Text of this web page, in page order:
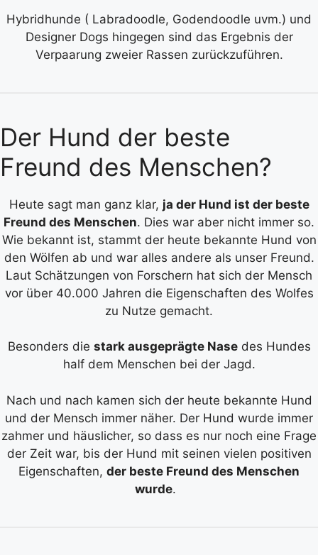
Hybridhunde ( Labradoodle, Godendoodle uvm.) und
Designer Dogs hingegen sind das Ergebnis der
Verpaarung zweier Rassen zurückzuführen.
Der Hund der beste
Freund des Menschen?
Heute sagt man ganz klar, ja der Hund ist der beste
Freund des Menschen. Dies war aber nicht immer so.
Wie bekannt ist, stammt der heute bekannte Hund von
den Wölfen ab und war alles andere als unser Freund.
Laut Schätzungen von Forschern hat sich der Mensch
vor über 40.000 Jahren die Eigenschaften des Wolfes
zu Nutze gemacht.
Besonders die stark ausgeprägte Nasedes Hundes
half dem Menschen bei der Jagd.
Nach und nach kamen sich der heute bekannte Hund
und der Mensch immer näher. Der Hund wurde immer
zahmer und häuslicher, so dass es nur noch eine Frage
der Zeit war, bis der Hund mit seinen vielen positiven
Eigenschaften, der beste Freund des Menschen
wurde.